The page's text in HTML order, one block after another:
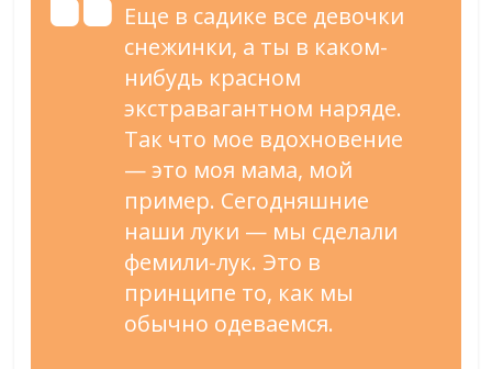
Еще в садике все девочки
снежинки, а ты в каком-
нибудь красном
экстравагантном наряде.
Так что мое вдохновение
— это моя мама, мой
пример. Сегодняшние
наши луки — мы сделали
фемили-лук. Это в
принципе то, как мы
обычно одеваемся.